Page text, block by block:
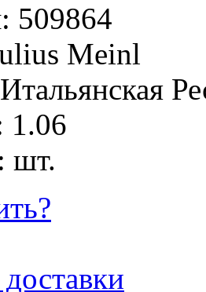
509864
Meinl
Итальянская
1.06
шт.